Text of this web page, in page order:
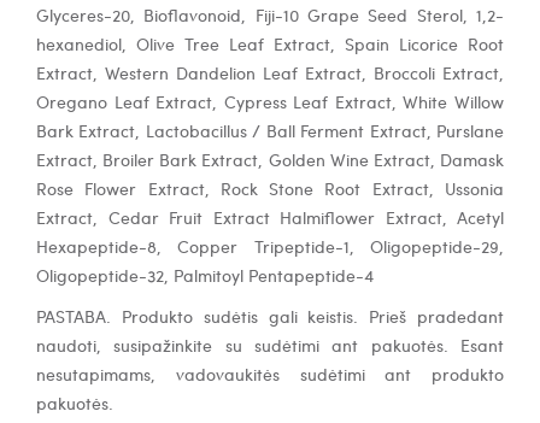
Glyceres-20, Bioflavonoid, Fiji-10 Grape Seed Sterol, 1,2-
hexanediol, Olive Tree Leaf Extract, Spain Licorice Root
Extract, Western Dandelion Leaf Extract, Broccoli Extract,
Oregano Leaf Extract, Cypress Leaf Extract, White Willow
Bark Extract, Lactobacillus / Ball Ferment Extract, Purslane
Extract, Broiler Bark Extract, Golden Wine Extract, Damask
Rose Flower Extract, Rock Stone Root Extract, Ussonia
Extract, Cedar Fruit Extract Halmiflower Extract, Acetyl
Hexapeptide-8, Copper Tripeptide-1, Oligopeptide-29,
Oligopeptide-32, Palmitoyl Pentapeptide-4
PASTABA. Produkto sudėtis gali keistis. Prieš pradedant
naudoti, susipažinkite su sudėtimi ant pakuotės. Esant
nesutapimams, vadovaukitės sudėtimi ant produkto
pakuotės.